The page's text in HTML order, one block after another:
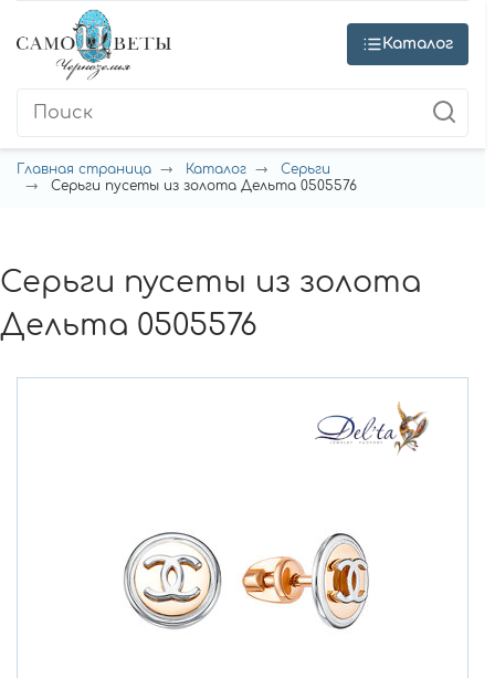
Каталог
Главная страница Каталог
Серьги
Серьги пусеты из золота Дельта 0505576
Серьги пусеты из золота
Дельта 0505576